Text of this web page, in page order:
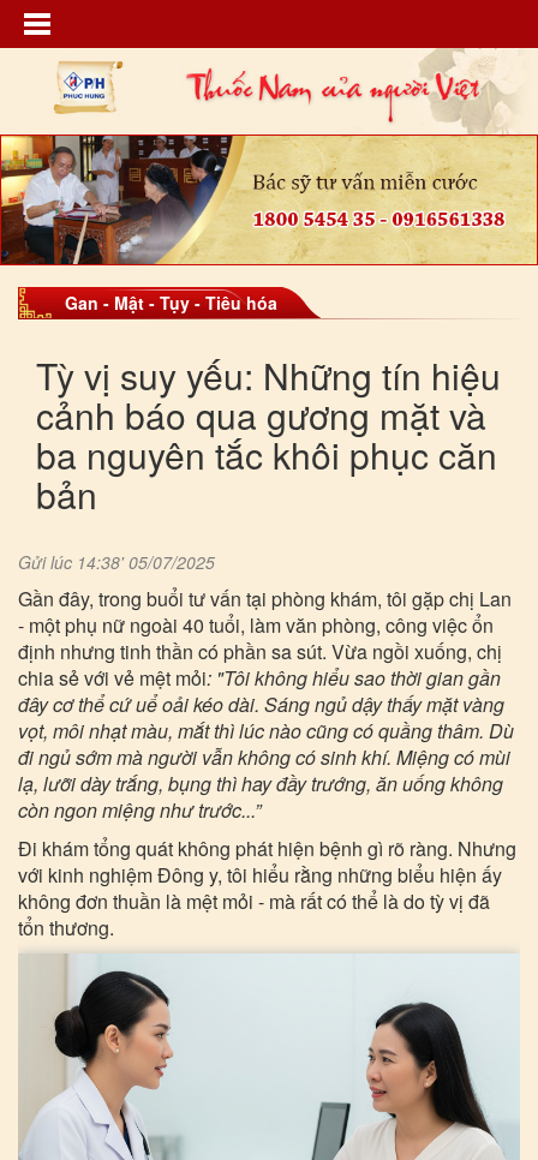
Gan - Mật - Tụy - Tiêu hóa
Tỳ vị suy yếu: Những tín hiệu
cảnh báo qua gương mặt và
ba nguyên tắc khôi phục căn
bản
Gửi lúc 14:38' 05/07/2025
Gần đây, trong buổi tư vấn tại phòng khám, tôi gặp chị Lan
- một phụ nữ ngoài 40 tuổi, làm văn phòng, công việc ổn
định nhưng tinh thần có phần sa sút. Vừa ngồi xuống, chị
chia sẻ với vẻ mệt mỏi: "Tôi không hiểu sao thời gian gần
đây cơ thể cứ uể oải kéo dài. Sáng ngủ dậy thấy mặt vàng
vọt, môi nhạt màu, mắt thì lúc nào cũng có quầng thâm. Dù
đi ngủ sớm mà người vẫn không có sinh khí. Miệng có mùi
lạ, lưỡi dày trắng, bụng thì hay đầy trướng, ăn uống không
còn ngon miệng như trước...”
Đi khám tổng quát không phát hiện bệnh gì rõ ràng. Nhưng
với kinh nghiệm Đông y, tôi hiểu rằng những biểu hiện ấy
không đơn thuần là mệt mỏi - mà rất có thể là do tỳ vị đã
tổn thương.